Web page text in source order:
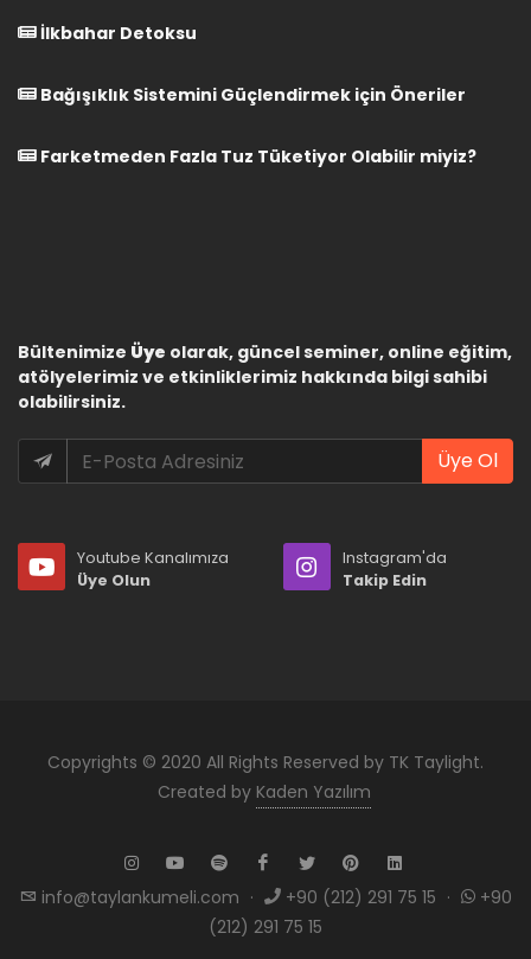
İlkbahar Detoksu
Bağışıklık Sistemini Güçlendirmek için Öneriler
Farketmeden Fazla Tuz Tüketiyor Olabilir miyiz?
Bültenimize Üye olarak, güncel seminer, online eğitim,
atölyelerimiz ve etkinliklerimiz hakkında bilgi sahibi
olabilirsiniz.
Üye Ol
Youtube Kanalımıza
Üye Olun
Instagram'da
Takip Edin
Copyrights © 2020 All Rights Reserved by TK Taylight.
Created by Kaden Yazılım
info@taylankumeli.com · +90 (212) 291 75 15 ·
+90
(212) 291 75 15